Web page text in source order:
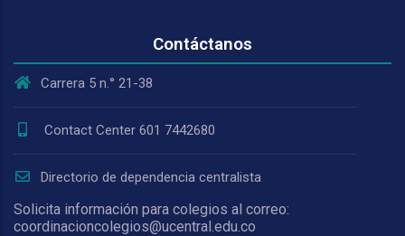
Contáctanos
Carrera 5 n.° 21-38
Contact Center 601 7442680
Directorio de dependencia centralista
Solicita información para colegios al correo:
coordinacioncolegios@ucentral.edu.co